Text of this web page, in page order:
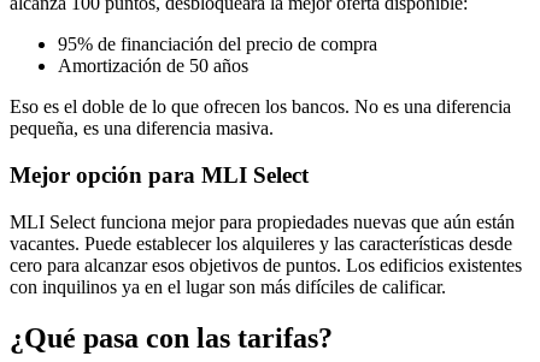
95% de financiación del precio de compra
Amortización de 50 años
Eso es el doble de lo que ofrecen los bancos. No es una diferencia
pequeña, es una diferencia masiva.
Mejor opción para MLI Select
MLI Select funciona mejor para propiedades nuevas que aún están
vacantes. Puede establecer los alquileres y las características desde
cero para alcanzar esos objetivos de puntos. Los edificios existentes
con inquilinos ya en el lugar son más difíciles de calificar.
¿Qué pasa con las tarifas?